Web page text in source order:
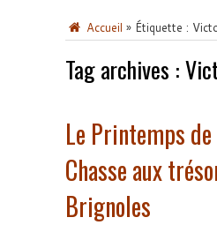
Accueil » Étiquette :
Tag archives :
Le Printemps
Chasse aux
Brignoles